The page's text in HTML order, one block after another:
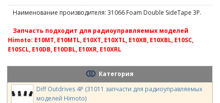
Наименование производителя: 31066 Foam Double SideTape 3P.
Запчасть подходит для радиоуправляемых моделей
Himoto: E10MT, E10MTL, E10XT, E10XTL, E10XB, E10XBL, E10SC,
E10SCL, E10DB, E10DBL, E10XR, E10XRL
Категория
Diff Outdrives 4P (31011 запчасти для радиоуправляемых
моделей Himoto)